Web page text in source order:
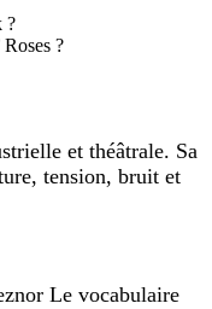
?
?
et théâtrale. Sa
tension, bruit et
Le vocabulaire